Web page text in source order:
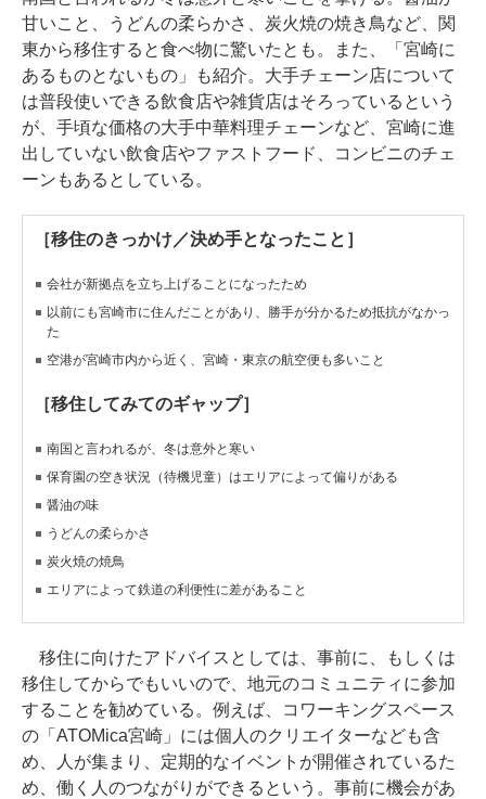
甘いこと、うどんの柔らかさ、炭火焼の焼き鳥など、関
東から移住すると食べ物に驚いたとも。また、「宮崎に
あるものとないもの」も紹介。大手チェーン店について
は普段使いできる飲食店や雑貨店はそろっているという
が、手頃な価格の大手中華料理チェーンなど、宮崎に進
出していない飲食店やファストフード、コンビニのチェ
ーンもあるとしている。
［移住のきっかけ／決め手となったこと］
会社が新拠点を立ち上げることになったため
以前にも宮崎市に住んだことがあり、勝手が分かるため抵抗がなかっ
た
空港が宮崎市内から近く、宮崎・東京の航空便も多いこと
［移住してみてのギャップ］
南国と言われるが、冬は意外と寒い
保育園の空き状況（待機児童）はエリアによって偏りがある
醤油の味
うどんの柔らかさ
炭火焼の焼鳥
エリアによって鉄道の利便性に差があること
移住に向けたアドバイスとしては、事前に、もしくは
移住してからでもいいので、地元のコミュニティに参加
することを勧めている。例えば、コワーキングスペース
の「ATOMica宮崎」には個人のクリエイターなども含
め、人が集まり、定期的なイベントが開催されているた
め、働く人のつながりができるという。事前に機会があ